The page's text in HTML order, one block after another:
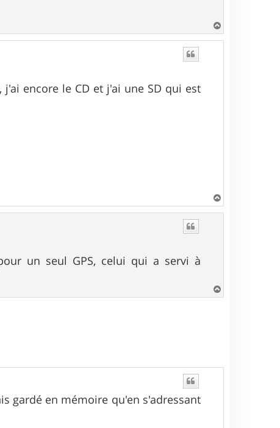
a
encore le CD et j'ai une SD qui est
a
un seul GPS, celui qui a servi à
a
gardé en mémoire qu'en s'adressant